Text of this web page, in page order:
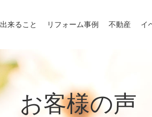
出来ること リフォーム事例 不動産 イ
お客様の声